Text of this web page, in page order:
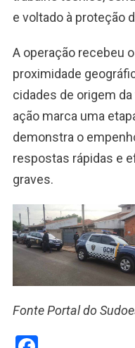
e voltado à proteção
A operação recebeu
proximidade
cidades de origem
ação marca uma
demonstra o
respostas rápidas e
graves.
Fonte Portal do